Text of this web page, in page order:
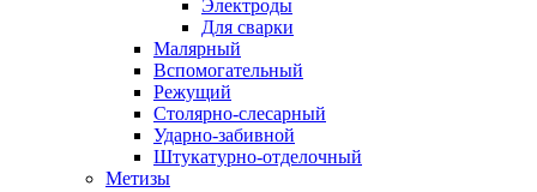
Электроды
Для сварки
Малярный
Вспомогательный
Режущий
Столярно-слесарный
Ударно-забивной
Штукатурно-отделочный
Метизы